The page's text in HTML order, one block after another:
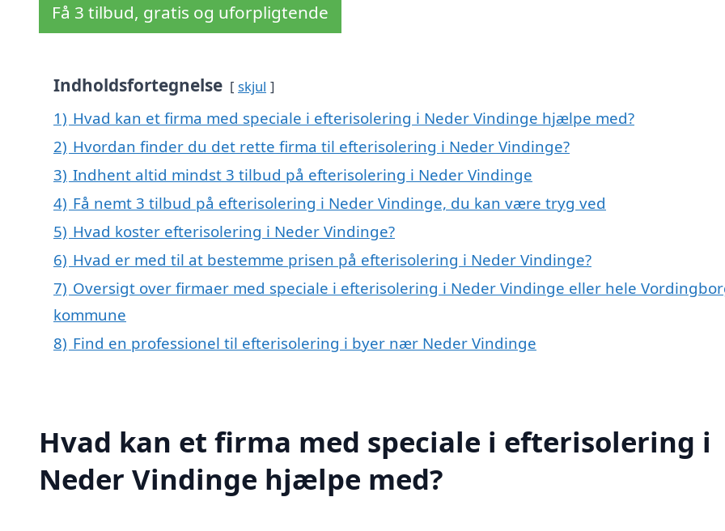
Få 3 tilbud, gratis og uforpligtende
Indholdsfortegnelse skjul
1) Hvad kan et firma med speciale i efterisolering i Neder Vindinge hjælpe med?
2) Hvordan finder du det rette firma til efterisolering i Neder Vindinge?
3) Indhent altid mindst 3 tilbud på efterisolering i Neder Vindinge
4) Få nemt 3 tilbud på efterisolering i Neder Vindinge, du kan være tryg ved
5) Hvad koster efterisolering i Neder Vindinge?
6) Hvad er med til at bestemme prisen på efterisolering i Neder Vindinge?
7) Oversigt over firmaer med speciale i efterisolering i Neder Vindinge eller hele
kommune
8) Find en professionel til efterisolering i byer nær Neder Vindinge
Hvad kan et firma med speciale i efterisolering i
Neder Vindinge hjælpe med?